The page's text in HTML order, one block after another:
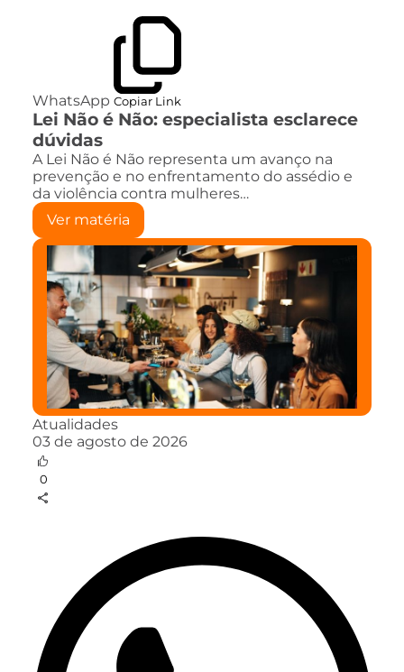
WhatsApp Copiar Link
Lei Não é Não: especialista esclarece
dúvidas
A Lei Não é Não representa um avanço na
prevenção e no enfrentamento do assédio e
da violência contra mulheres…
Ver matéria
Atualidades
03 de agosto de 2026
0